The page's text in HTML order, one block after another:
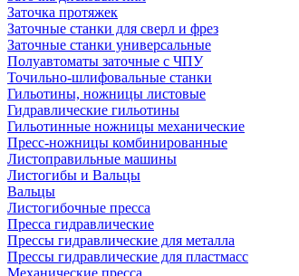
Заточка протяжек
Заточные станки для сверл и фрез
Заточные станки универсальные
Полуавтоматы заточные с ЧПУ
Точильно-шлифовальные станки
Гильотины, ножницы листовые
Гидравлические гильотины
Гильотинные ножницы механические
Пресс-ножницы комбинированные
Листоправильные машины
Листогибы и Вальцы
Вальцы
Листогибочные пресса
Пресса гидравлические
Прессы гидравлические для металла
Прессы гидравлические для пластмасс
Механические пресса